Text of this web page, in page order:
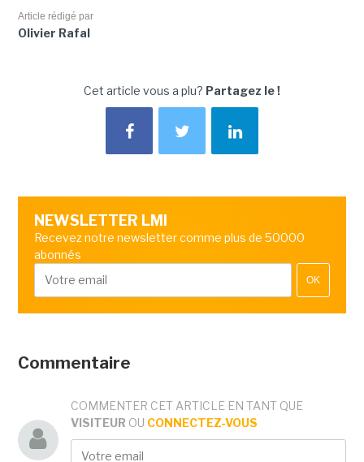
Article rédigé par
Olivier Rafal
Cet article vous a plu? Partagez le !
NEWSLETTER LMI
Recevez notre newsletter comme plus de 50000
abonnés
OK
Commentaire
COMMENTER CET ARTICLE EN TANT QUE
VISITEUR OU CONNECTEZ-VOUS